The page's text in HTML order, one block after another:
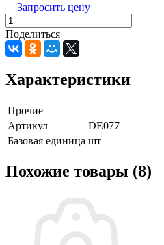
Запросить цену
Поделиться
Характеристики
Прочие
Артикул
DE077
Базовая единица шт
Похожие товары (8)